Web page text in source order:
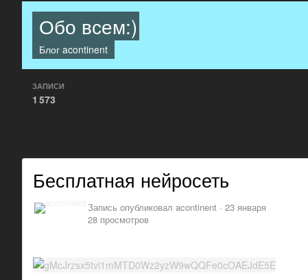
Обо всем:)
Блог acontinent
ЗАПИСИ
1 573
Бесплатная нейросеть
Запись опубликовал acontinent · 23 января
28 просмотров